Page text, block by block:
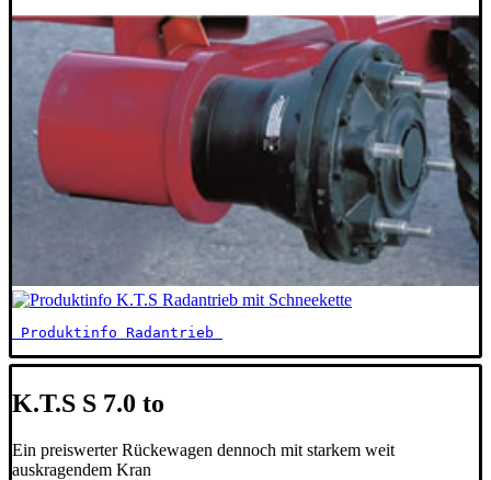
K.T.S S 7.0 to
Ein preiswerter Rückewagen dennoch mit starkem weit
auskragendem Kran
Produktinfo Radantrieb